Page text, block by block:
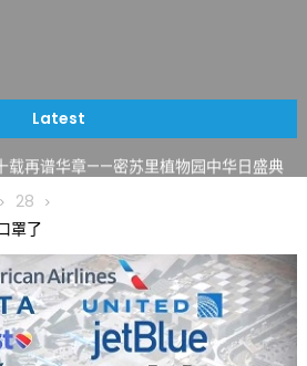
Latest
(Li Statler)与钢琴家Darek演绎一场古筝
载再谱华章——密苏里植物园中华日盛典
日龙舟体验日 邀请各界亲身体验划行乐
逢
十年 致力推动全球植物多样性研究与中美
逝世 享年89岁
逢。中华日，等你来赴约 —— 密苏里植物
28
罩了